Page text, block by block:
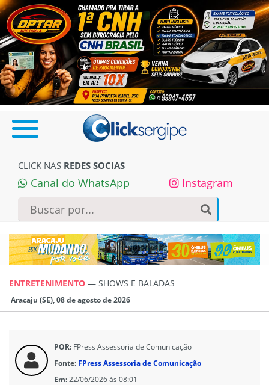
CLICK NAS REDES SOCIAS
Canal do WhatsApp Instagram
ENTRETENIMENTO — SHOWS E BALADAS
Aracaju (SE), 08 de agosto de 2026
POR: FPress Assessoria de Comunicação
Fonte: FPress Assessoria de Comunicação
Em:22/06/2026 às 08:01